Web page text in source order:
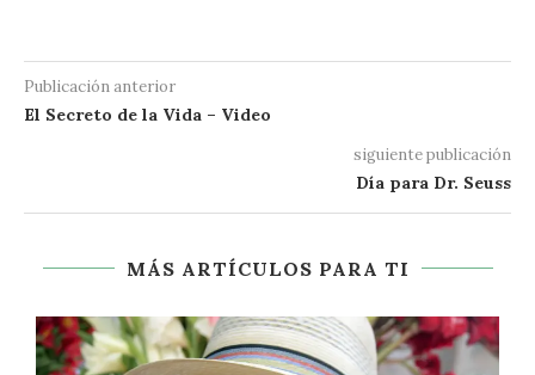
Publicación anterior
El Secreto de la Vida – Video
siguiente publicación
Día para Dr. Seuss
MÁS ARTÍCULOS PARA TI